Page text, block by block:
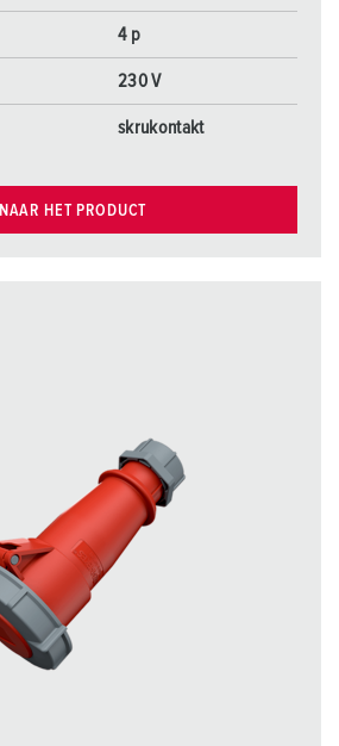
4 p
230 V
skrukontakt
NAAR HET PRODUCT